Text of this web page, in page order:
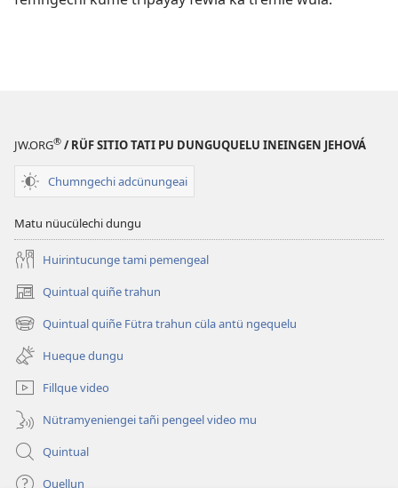
JW.ORG® / RÜF SITIO TATI PU DUNGUQUELU INEINGEN JEHOVÁ
Chumngechi adcünungeai
Matu nüucülechi dungu
Huirintucunge tami pemengeal
Quintual quiñe trahun
(peafiel
quiñe
hue
pestaña
mu)
Quintual quiñe Fütra trahun cüla antü ngequelu
(peafiel
quiñe
hue
pestaña
mu)
Hueque dungu
Fillque video
Nütramyeniengei tañi pengeel video mu
Quintual
Quellun